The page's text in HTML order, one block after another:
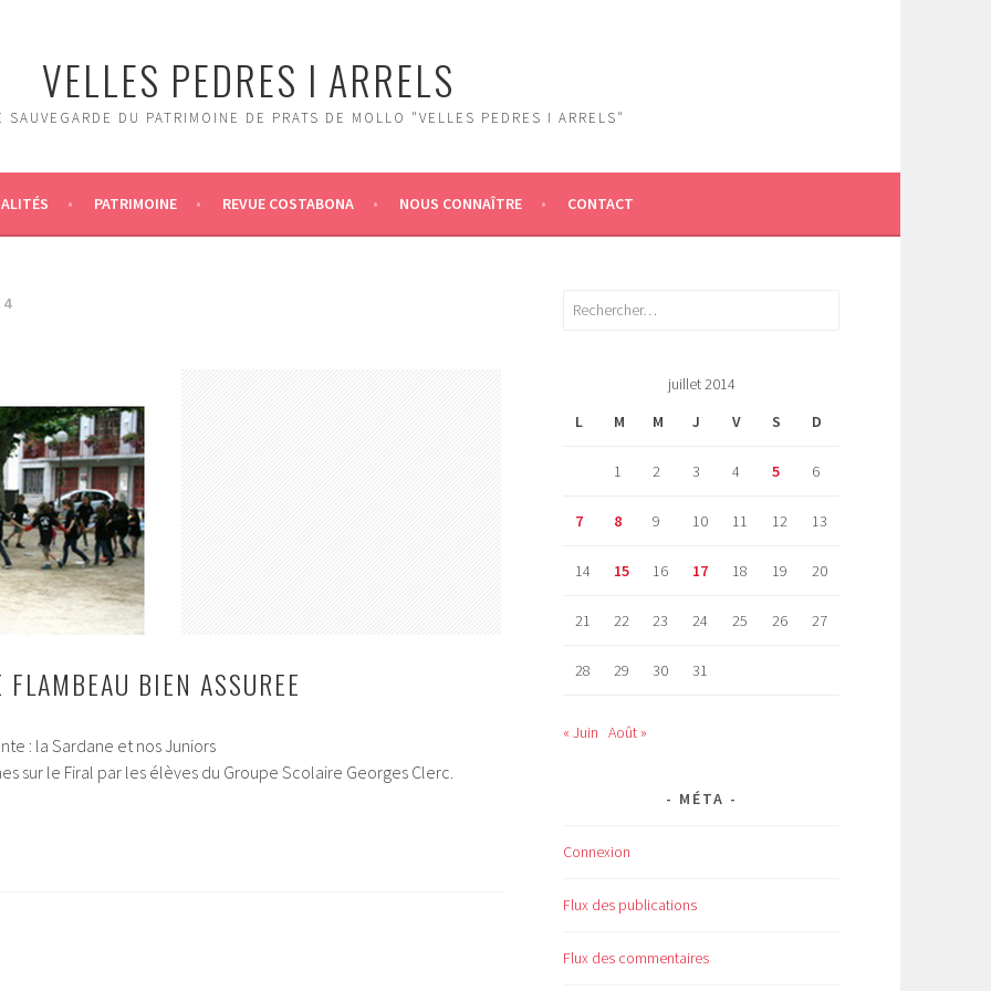
VELLES PEDRES I ARRELS
SAUVEGARDE DU PATRIMOINE DE PRATS DE MOLLO "VELLES PEDRES I ARRELS"
PATRIMOINE REVUE COSTABONA NOUS CONNAÎTRE CONTACT
BIEN ASSUREE
: la Sardane et nos Juniors
sur le Firal par les élèves du Groupe Scolaire Georges Clerc.
Rechercher :
juillet 2014
L
M M J V S D
1 2 3 4 5 6
7 8 9 10 11 12 13
14 15 16 17 18 19 20
21 22 23 24 25 26 27
28 29 30 31
« Juin Août »
MÉTA
Connexion
Flux des publications
Flux des commentaires